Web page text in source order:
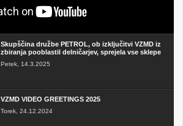
Skupščina družbe PETROL, ob izključitvi VZMD iz
zbiranja pooblastil delničarjev, sprejela vse sklepe
Petek, 14.3.2025
VZMD VIDEO GREETINGS 2025
Torek, 24.12.2024